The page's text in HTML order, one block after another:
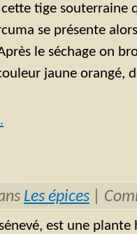
tige souterraine
se présente
le séchage on
jaune orangé,
Les épices
est une